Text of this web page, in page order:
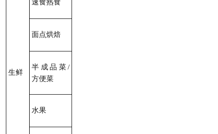
生鲜
速食熟食
面点烘焙
半成品菜/
方便菜
水果